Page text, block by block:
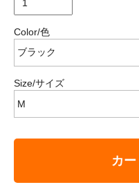
Color/色
Size/サイズ
カ